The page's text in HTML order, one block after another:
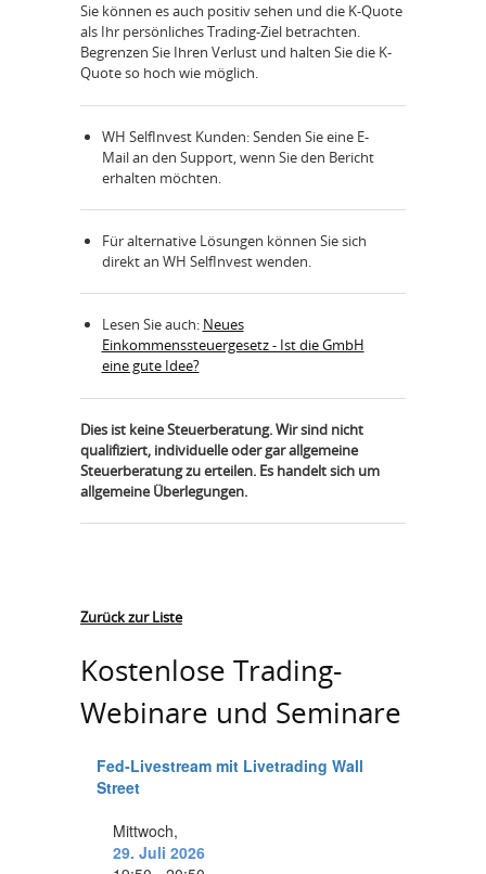
Sie können es auch positiv sehen und die K-Quote
als Ihr persönliches Trading-Ziel betrachten.
Begrenzen Sie Ihren Verlust und halten Sie die K-
Quote so hoch wie möglich.
WH SelfInvest Kunden: Senden Sie eine E-
Mail an den Support, wenn Sie den Bericht
erhalten möchten.
Für alternative Lösungen können Sie sich
direkt an WH SelfInvest wenden.
Lesen Sie auch: Neues
Einkommenssteuergesetz - Ist die GmbH
eine gute Idee?
Dies ist keine Steuerberatung. Wir sind nicht
qualifiziert, individuelle oder gar allgemeine
Steuerberatung zu erteilen. Es handelt sich um
allgemeine Überlegungen.
Zurück zur Liste
Kostenlose Trading-
Webinare und Seminare